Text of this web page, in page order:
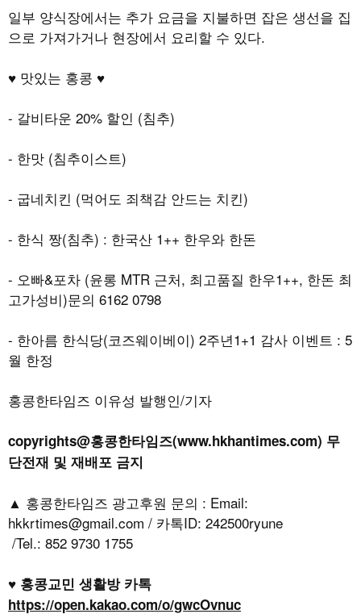
일부 양식장에서는 추가 요금을 지불하면 잡은 생선을 집
으로 가져가거나 현장에서 요리할 수 있다.
♥ 맛있는 홍콩 ♥
- 갈비타운 20% 할인 (침추)
- 한맛 (침추이스트)
- 굽네치킨 (먹어도 죄책감 안드는 치킨)
- 한식 짱(침추) : 한국산 1++ 한우와 한돈
- 오빠&포차 (윤롱 MTR 근처, 최고품질 한우1++, 한돈 최
고가성비)문의 6162 0798
- 한아름 한식당(코즈웨이베이) 2주년1+1 감사 이벤트 : 5
월 한정
홍콩한타임즈 이유성 발행인/기자
copyrights@홍콩한타임즈(www.hkhantimes.com) 무
단전재 및 재배포 금지
▲ 홍콩한타임즈 광고후원 문의 : Email:
hkkrtimes@gmail.com / 카톡ID: 242500ryune
/Tel.: 852 9730 1755
♥ 홍콩교민 생활방 카톡
https://open.kakao.com/o/gwcOvnuc